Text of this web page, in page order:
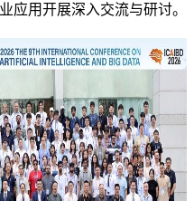
应用开展深入交流与研讨。